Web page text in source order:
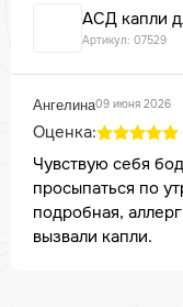
АСД капли
Артикул: 07529
Ангелина09 июня 2026
Оценка:
Чувствую себя
просыпаться по
подробная,
вызвали капли.